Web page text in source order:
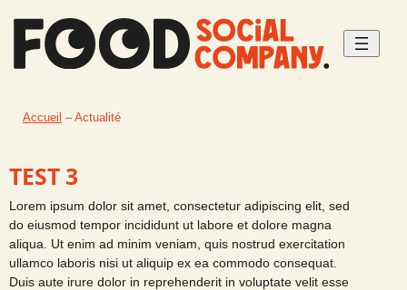
contenu
Accueil –Actualité
TEST 3
Lorem ipsum dolor sit amet, consectetur adipiscing elit, sed
do eiusmod tempor incididunt ut labore et dolore magna
aliqua. Ut enim ad minim veniam, quis nostrud exercitation
ullamco laboris nisi ut aliquip ex ea commodo consequat.
Duis aute irure dolor in reprehenderit in voluptate velit esse